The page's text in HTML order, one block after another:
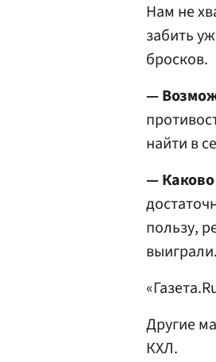
Нам не
забить
бросков.
—
найти в
— Каково
пользу,
Другие
КХЛ.